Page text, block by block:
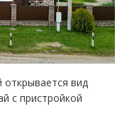
вид
с пристройкой